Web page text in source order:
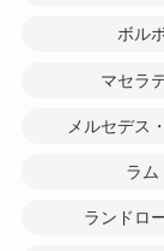
ボル
マセラ
メルセデス
ラム
ランドロ